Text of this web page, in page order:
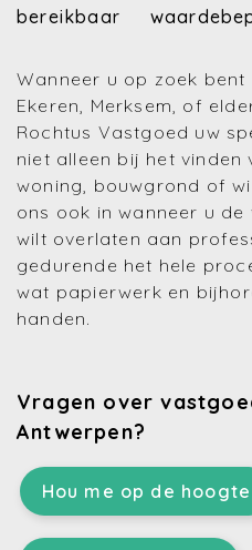
bereikbaar
Wanneer u op zoek bent
Ekeren, Merksem, of
Rochtus Vastgoed uw
niet alleen bij het vinden
woning, bouwgrond of
ons ook in wanneer u
wilt overlaten aan
gedurende het hele
wat papierwerk en
handen.
Vragen over
Antwerpen?
Hou me op de hoogte